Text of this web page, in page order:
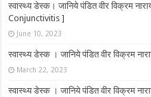
स्वास्थ्य डेस्क। जानिये पंडित वीर विक्रम
Conjunctivitis ]
June 10, 2023
स्वास्थ्य डेस्क । जानिये पंडित वीर विक्रम
March 22, 2023
स्वास्थ्य डेस्क । जानिये पंडित वीर विक्रम